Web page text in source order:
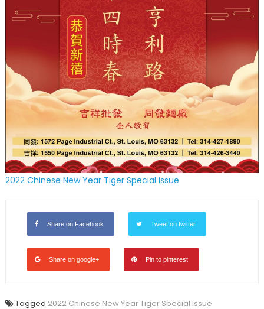
2022 Chinese New Year Tiger Special Issue
Share on Facebook Tweet on twitter
Share on google+ Pin to pinterest
Tagged 2022 Chinese New Year Tiger Special Issue